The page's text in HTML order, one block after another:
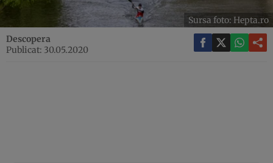
Sursa foto: Hepta.ro
Descopera
Publicat: 30.05.2020